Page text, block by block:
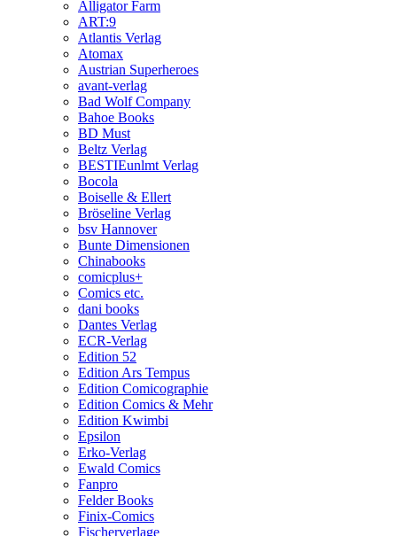
Alligator Farm
ART:9
Atlantis Verlag
Atomax
Austrian Superheroes
avant-verlag
Bad Wolf Company
Bahoe Books
BD Must
Beltz Verlag
BESTIEunlmt Verlag
Bocola
Boiselle & Ellert
Bröseline Verlag
bsv Hannover
Bunte Dimensionen
Chinabooks
comicplus+
Comics etc.
dani books
Dantes Verlag
ECR-Verlag
Edition 52
Edition Ars Tempus
Edition Comicographie
Edition Comics & Mehr
Edition Kwimbi
Epsilon
Erko-Verlag
Ewald Comics
Fanpro
Felder Books
Finix-Comics
Fischerverlage